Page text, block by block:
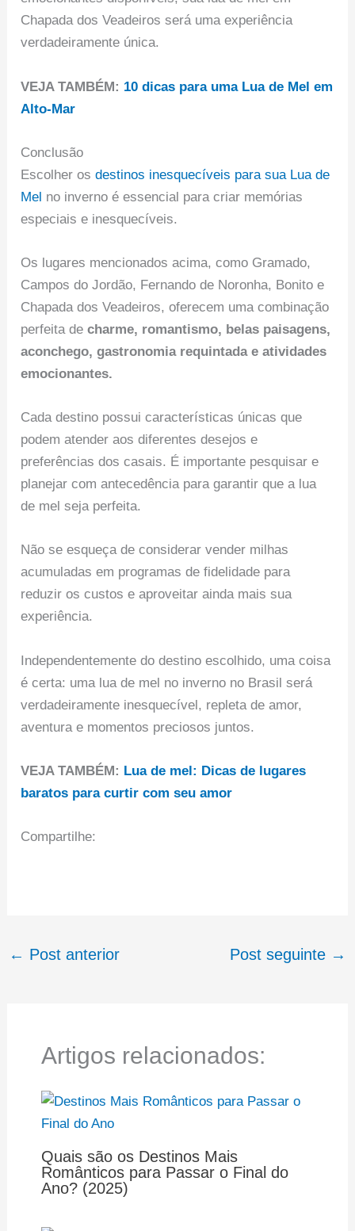
Chapada dos Veadeiros será uma experiência
verdadeiramente única.
VEJA TAMBÉM: 10 dicas para uma Lua de Mel em
Alto-Mar
Conclusão
Escolher osdestinos inesquecíveis para sua Lua de
Mel no inverno é essencial para criar memórias
especiais e inesquecíveis.
Os lugares mencionados acima, como Gramado,
Campos do Jordão, Fernando de Noronha, Bonito e
Chapada dos Veadeiros, oferecem uma combinação
perfeita decharme, romantismo, belas paisagens,
aconchego, gastronomia requintada e atividades
emocionantes.
Cada destino possui características únicas que
podem atender aos diferentes desejos e
preferências dos casais. É importante pesquisar e
planejar com antecedência para garantir que a lua
de mel seja perfeita.
Não se esqueça de considerar vender milhas
acumuladas em programas de fidelidade para
reduzir os custos e aproveitar ainda mais sua
experiência.
Independentemente do destino escolhido, uma coisa
é certa: uma lua de mel no inverno no Brasil será
verdadeiramente inesquecível, repleta de amor,
aventura e momentos preciosos juntos.
VEJA TAMBÉM: Lua de mel: Dicas de lugares
baratos para curtir com seu amor
Compartilhe:
← Post anterior Post seguinte →
Artigos relacionados:
Quais são os Destinos Mais
Românticos para Passar o Final do
Ano? (2025)